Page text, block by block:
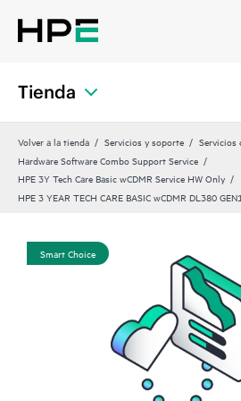
Tienda
Volver a la tienda Servicios y soporte
Servicios
Hardware Software Combo Support Service
HPE 3Y Tech Care Basic wCDMR Service HW Only
HPE 3 YEAR TECH CARE BASIC wCDMR DL380
Smart Choice